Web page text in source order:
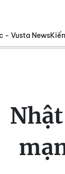
- Vusta News